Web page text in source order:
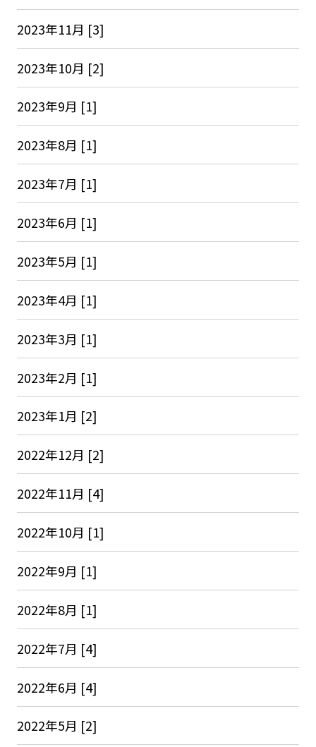
2023年11月 [3]
2023年10月 [2]
2023年9月 [1]
2023年8月 [1]
2023年7月 [1]
2023年6月 [1]
2023年5月 [1]
2023年4月 [1]
2023年3月 [1]
2023年2月 [1]
2023年1月 [2]
2022年12月 [2]
2022年11月 [4]
2022年10月 [1]
2022年9月 [1]
2022年8月 [1]
2022年7月 [4]
2022年6月 [4]
2022年5月 [2]